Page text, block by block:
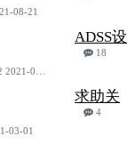
08-21
ADSS设
18
06-11
求助关
4
03-01